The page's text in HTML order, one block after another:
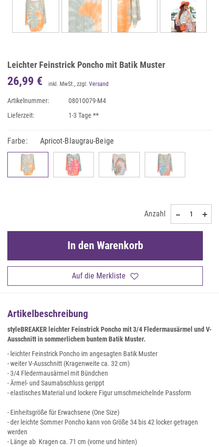
Leichter Feinstrick Poncho mit Batik Muster
26,99 € inkl. MwSt., zzgl. Versand
Artikelnummer:
08010079-M4
Lieferzeit:
1-3 Tage **
Farbe: Apricot-Blaugrau-Beige
Anzahl
Auf die Merkliste
In den Warenkorb
Artikelbeschreibung
styleBREAKER leichter Feinstrick Poncho mit 3/4 Fledermausärmel und V-
Ausschnitt in sommerlichem buntem Batik Muster.
- leichter Feinstrick Poncho im angesagten Batik Muster
- weiter V-Ausschnitt (Kragenweite ca. 32 cm)
- 3/4 Fledermausärmel mit Bündchen
- Ärmel- und Saumabschluss gerippt
- elastisches Material und lockere Figur umschmeichelnde Passform
- Einheitsgröße für Erwachsene (One Size)
- der leichte Sommer Poncho kann von Größe 34 bis 42 locker getragen
werden
- Länge ab Kragen ca. 71 cm (vorne und hinten)